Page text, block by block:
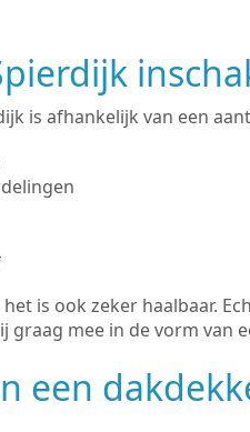
is afhankelijk van een
is ook zeker haalbaar.
graag mee in de vorm van
een